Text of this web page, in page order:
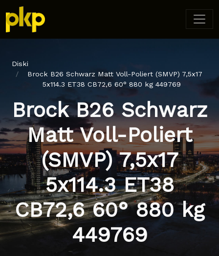
Diski
Brock B26 Schwarz Matt Voll-Poliert (SMVP) 7,5x17
5x114.3 ET38 CB72,6 60° 880 kg 449769
Brock B26 Schwarz
Matt Voll-Poliert
(SMVP) 7,5x17
5x114.3 ET38
CB72,6 60° 880 kg
449769